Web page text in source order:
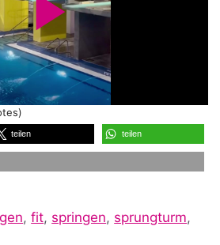
P
l
a
y
teilen teilen
,fit, springen, sprungturm,